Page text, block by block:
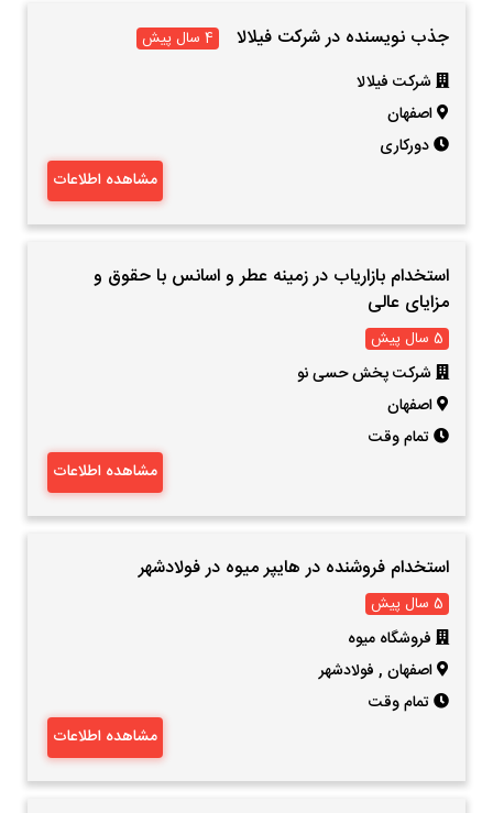
جذب نویسنده در شرکت فیلالا 4 سال پیش
شرکت فیلالا
اصفهان
دورکاری
مشاهده اطلاعات
استخدام بازاریاب در زمینه عطر و اسانس با حقوق و
مزایای عالی
5 سال پیش
شرکت پخش حسی نو
اصفهان
تمام وقت
مشاهده اطلاعات
استخدام فروشنده در هایپر میوه در فولادشهر
5 سال پیش
فروشگاه میوه
اصفهان , فولادشهر
تمام وقت
مشاهده اطلاعات